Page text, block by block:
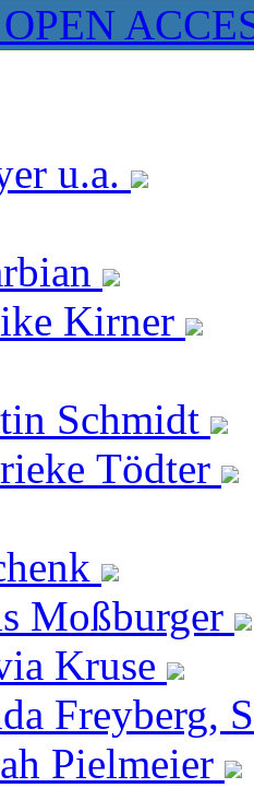
u.a.
Kirner
Schmidt
Tödter
Moßburger
Kruse
Freyberg,
Pielmeier